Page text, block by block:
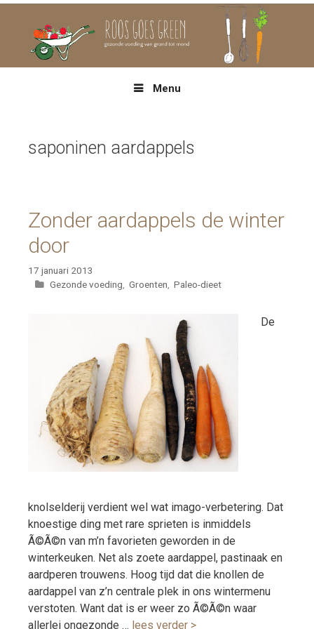
Menu
saponinen aardappels
Zonder aardappels de winter
door
17 januari 2013
Categorieën
Gezonde voeding, Groenten, Paleo-dieet
De
knolselderij verdient wel wat imago-verbetering. Dat
knoestige ding met rare sprieten is inmiddels
Ã©Ã©n van m’n favorieten geworden in de
winterkeuken. Net als zoete aardappel, pastinaak en
aardperen trouwens. Hoog tijd dat die knollen de
aardappel van z’n centrale plek in ons wintermenu
verstoten. Want dat is er weer zo Ã©Ã©n waar
allerlei ongezonde … lees verder >